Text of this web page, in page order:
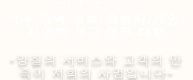
-양질의 서비스와 고객의 만
족이 저희의 사명입니다-